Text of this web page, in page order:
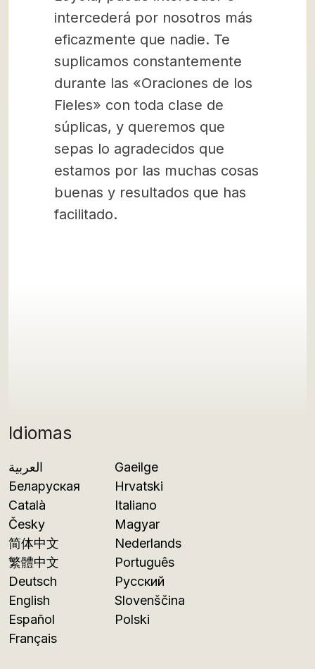
Idiomas
العربية
Беларуская
Català
Česky
简体中文
繁體中文
Deutsch
English
Español
Français
Gaeilge
Hrvatski
Italiano
Magyar
Nederlands
Português
Русский
Slovenščina
Polski
intercederá por nosotros más
eficazmente que nadie. Te
suplicamos constantemente
durante las «Oraciones de los
Fieles» con toda clase de
súplicas, y queremos que
sepas lo agradecidos que
estamos por las muchas cosas
buenas y resultados que has
facilitado.